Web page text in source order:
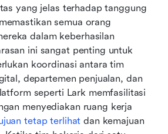
yang jelas terhadap tanggung
semua orang
dalam keberhasilan
ini sangat penting untuk
koordinasi antara tim
departemen penjualan, dan
seperti Lark memfasilitasi
menyediakan ruang kerja
tetap terlihat dan kemajuan